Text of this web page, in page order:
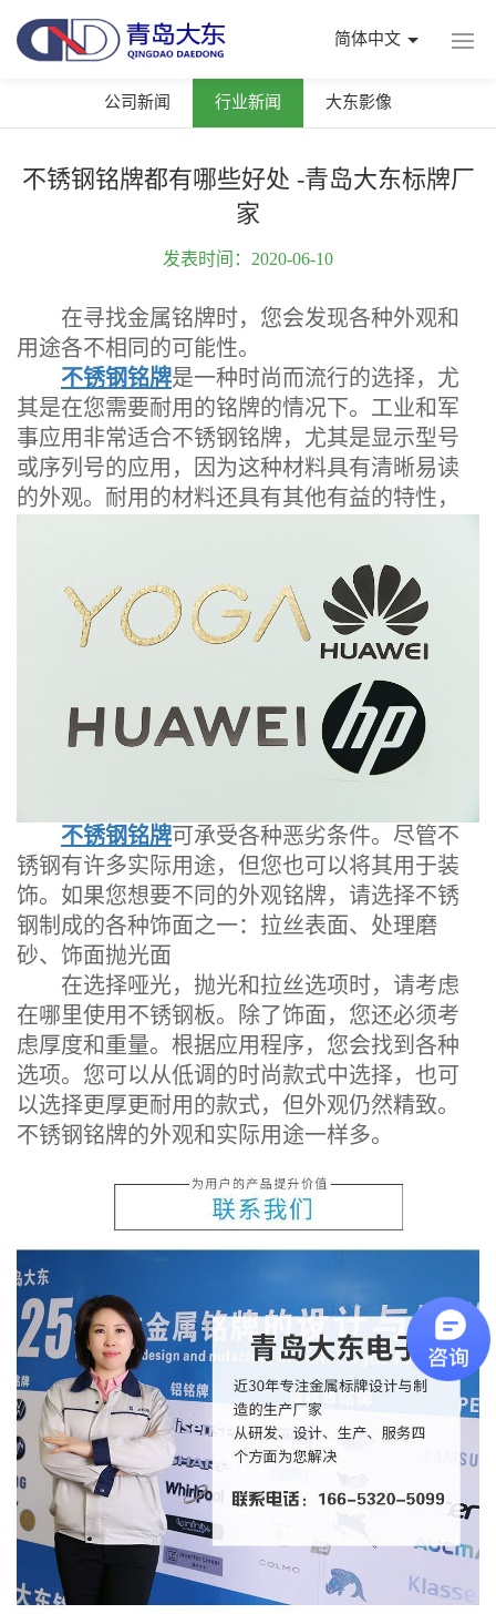
简体中文
公司新闻 行业新闻 大东影像
不锈钢铭牌都有哪些好处 -青岛大东标牌厂
家
发表时间：2020-06-10
在寻找金属铭牌时，您会发现各种外观和
用途各不相同的可能性。
不锈钢铭牌是一种时尚而流行的选择，尤
其是在您需要耐用的铭牌的情况下。工业和军
事应用非常适合不锈钢铭牌，尤其是显示型号
或序列号的应用，因为这种材料具有清晰易读
的外观。耐用的材料还具有其他有益的特性，
不锈钢铭牌可承受各种恶劣条件。尽管不
锈钢有许多实际用途，但您也可以将其用于装
饰。如果您想要不同的外观铭牌，请选择不锈
钢制成的各种饰面之一：拉丝表面、处理磨
砂、饰面抛光面
在选择哑光，抛光和拉丝选项时，请考虑
在哪里使用不锈钢板。除了饰面，您还必须考
虑厚度和重量。根据应用程序，您会找到各种
选项。您可以从低调的时尚款式中选择，也可
以选择更厚更耐用的款式，但外观仍然精致。
不锈钢铭牌的外观和实际用途一样多。